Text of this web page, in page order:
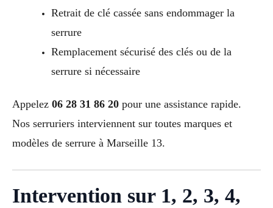
Retrait de clé cassée sans endommager la
serrure
Remplacement sécurisé des clés ou de la
serrure si nécessaire
Appelez 06 28 31 86 20 pour une assistance rapide.
Nos serruriers interviennent sur toutes marques et
modèles de serrure à Marseille 13.
Intervention sur 1, 2, 3, 4,